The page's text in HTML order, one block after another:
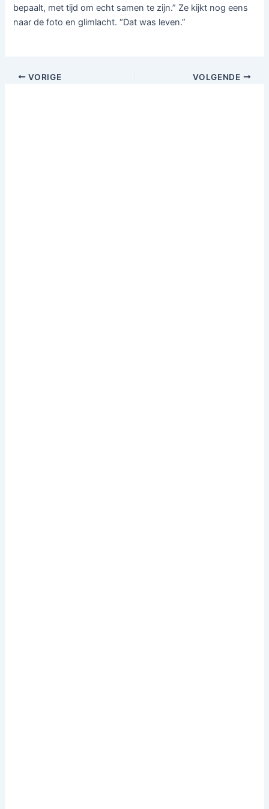
bepaalt, met tijd om echt samen te zijn.” Ze kijkt nog eens
naar de foto en glimlacht. “Dat was leven.”
VORIGE VOLGENDE